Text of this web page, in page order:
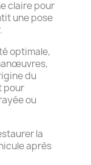
claire pour
une pose
optimale,
du
pour
ou
la
après